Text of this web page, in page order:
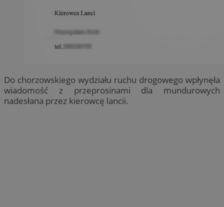
Do chorzowskiego wydziału ruchu drogowego wpłynęła
wiadomość z przeprosinami dla mundurowych
nadesłana przez kierowcę lancii.